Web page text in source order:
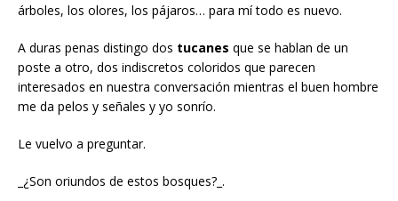
árboles, los olores, los pájaros… para mí todo es nuevo.
A duras penas distingo dos tucanes que se hablan de un
poste a otro, dos indiscretos coloridos que parecen
interesados en nuestra conversación mientras el buen hombre
me da pelos y señales y yo sonrío.
Le vuelvo a preguntar.
_¿Son oriundos de estos bosques?_.